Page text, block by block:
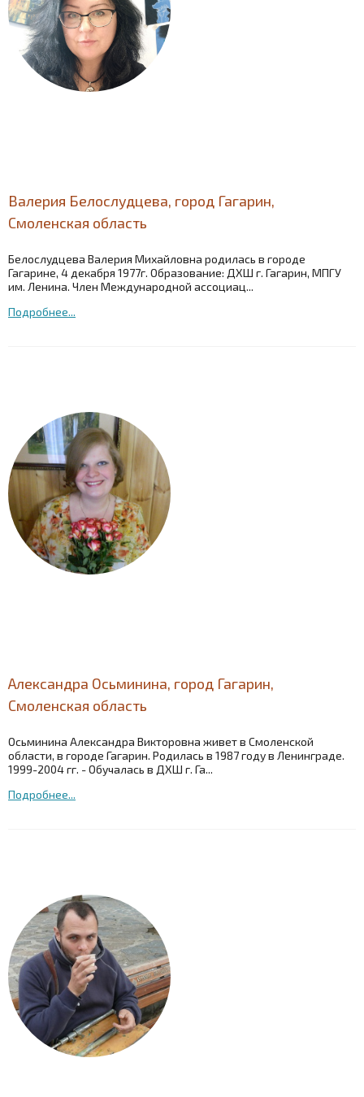
Валерия Белослудцева, город Гагарин,
Смоленская область
Белослудцева Валерия Михайловна родилась в городе
Гагарине, 4 декабря 1977г. Образование: ДХШ г. Гагарин, МПГУ
им. Ленина. Член Международной ассоциац...
Подробнее...
Александра Осьминина, город Гагарин,
Смоленская область
Осьминина Александра Викторовна живет в Смоленской
области, в городе Гагарин. Родилась в 1987 году в Ленинграде.
1999-2004 гг. - Обучалась в ДХШ г. Га...
Подробнее...